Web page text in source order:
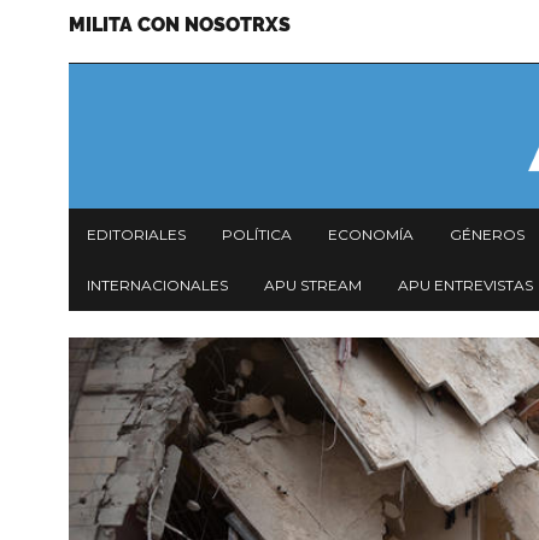
Menu
MILITA CON NOSOTRXS
Navegación
principal
EDITORIALES POLÍTICA ECONOMÍA GÉNEROS
INTERNACIONALES APU STREAM APU ENTREVISTAS
Imagen